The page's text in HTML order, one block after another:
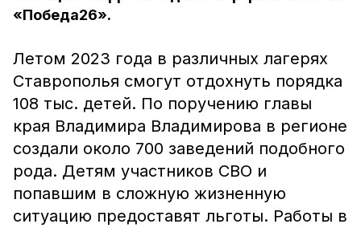
«Победа26».
Летом 2023 года в различных лагерях
Ставрополья смогут отдохнуть порядка
108 тыс. детей. По поручению главы
края Владимира Владимирова в регионе
создали около 700 заведений подобного
рода. Детям участников СВО и
попавшим в сложную жизненную
ситуацию предоставят льготы. Работы в